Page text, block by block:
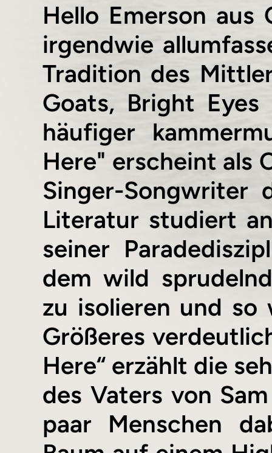
Hello Emerson aus
irgendwie
Tradition des
Goats, Bright
häufiger
Here" erscheint als
Singer-Songwriter
Literatur studiert
seiner
dem wild
zu isolieren und so
Größeres
Here“ erzählt die
des Vaters von
paar Menschen